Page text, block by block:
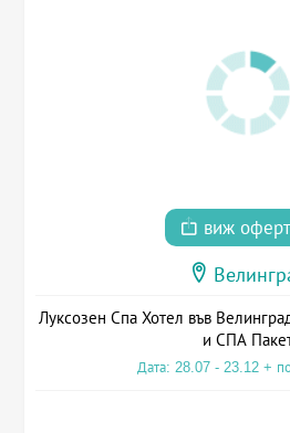
виж
Луксозен Спа Хотел във
и СПА
Дата: 28.07 - 23.12 +